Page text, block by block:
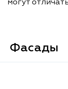
могут
Фасады